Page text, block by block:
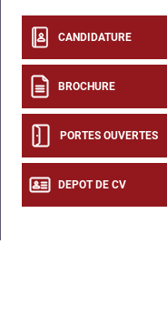
CANDIDATURE
BROCHURE
PORTES OUVERTES
DEPOT DE CV